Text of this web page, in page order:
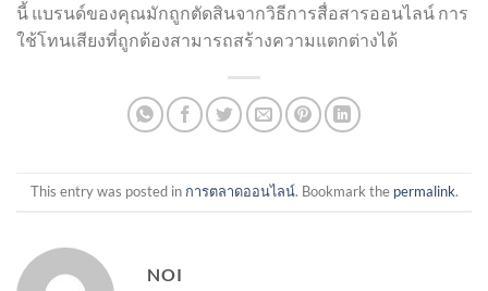
นี้ แบรนด์ของคุณมักถูกตัดสินจากวิธีการสื่อสารออนไลน์ การ
ใช้โทนเสียงที่ถูกต้องสามารถสร้างความแตกต่างได้
This entry was posted in การตลาดออนไลน์. Bookmark the permalink.
NOI